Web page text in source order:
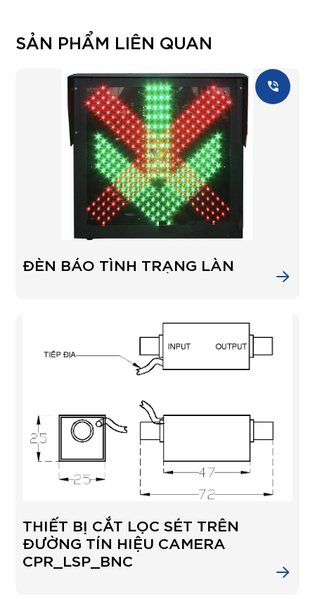
SẢN PHẨM LIÊN QUAN
ĐÈN BÁO TÌNH TRẠNG LÀN
THIẾT BỊ CẮT LỌC SÉT TRÊN
ĐƯỜNG TÍN HIỆU CAMERA
CPR_LSP_BNC